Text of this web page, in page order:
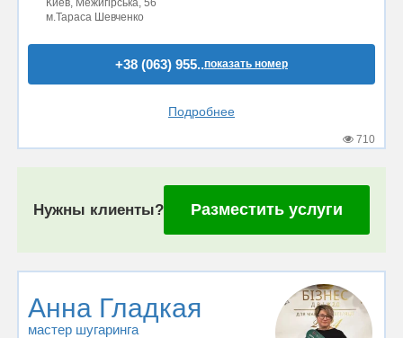
м.Тараса Шевченко
+38 (063) 955..показать номер
Подробнее
710
Нужны клиенты? Разместить услуги
Анна Гладкая
мастер шугаринга